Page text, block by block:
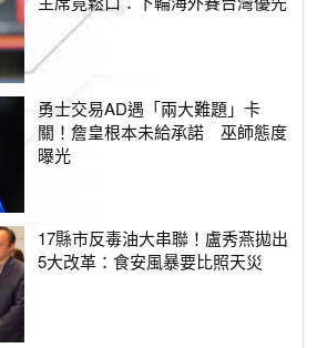
勇士交易AD遇「兩大難題」卡
關！詹皇根本未給承諾 巫師態度
曝光
17縣市反毒油大串聯！盧秀燕拋出
5大改革：食安風暴要比照天災